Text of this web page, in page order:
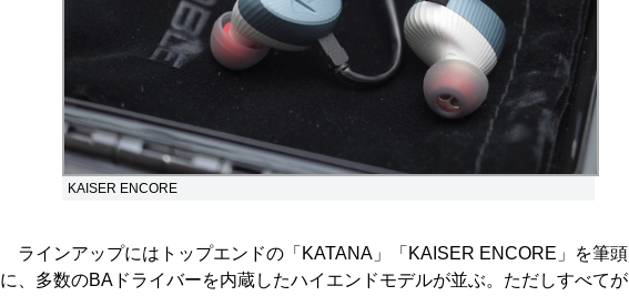
KAISER ENCORE
ラインアップにはトップエンドの「KATANA」「KAISER ENCORE」を筆頭
に、多数のBAドライバーを内蔵したハイエンドモデルが並ぶ。ただしすべてが